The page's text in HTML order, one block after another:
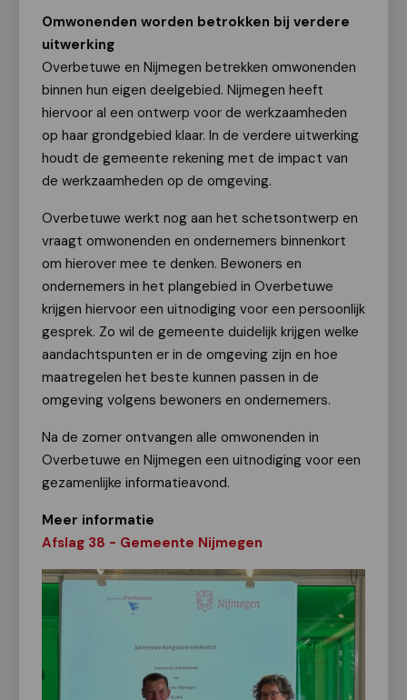
Omwonenden worden betrokken bij verdere
uitwerking
Overbetuwe en Nijmegen betrekken omwonenden
binnen hun eigen deelgebied. Nijmegen heeft
hiervoor al een ontwerp voor de werkzaamheden
op haar grondgebied klaar. In de verdere uitwerking
houdt de gemeente rekening met de impact van
de werkzaamheden op de omgeving.
Overbetuwe werkt nog aan het schetsontwerp en
vraagt omwonenden en ondernemers binnenkort
om hierover mee te denken. Bewoners en
ondernemers in het plangebied in Overbetuwe
krijgen hiervoor een uitnodiging voor een persoonlijk
gesprek. Zo wil de gemeente duidelijk krijgen welke
aandachtspunten er in de omgeving zijn en hoe
maatregelen het beste kunnen passen in de
omgeving volgens bewoners en ondernemers.
Na de zomer ontvangen alle omwonenden in
Overbetuwe en Nijmegen een uitnodiging voor een
gezamenlijke informatieavond.
Meer informatie
Afslag 38 - Gemeente Nijmegen